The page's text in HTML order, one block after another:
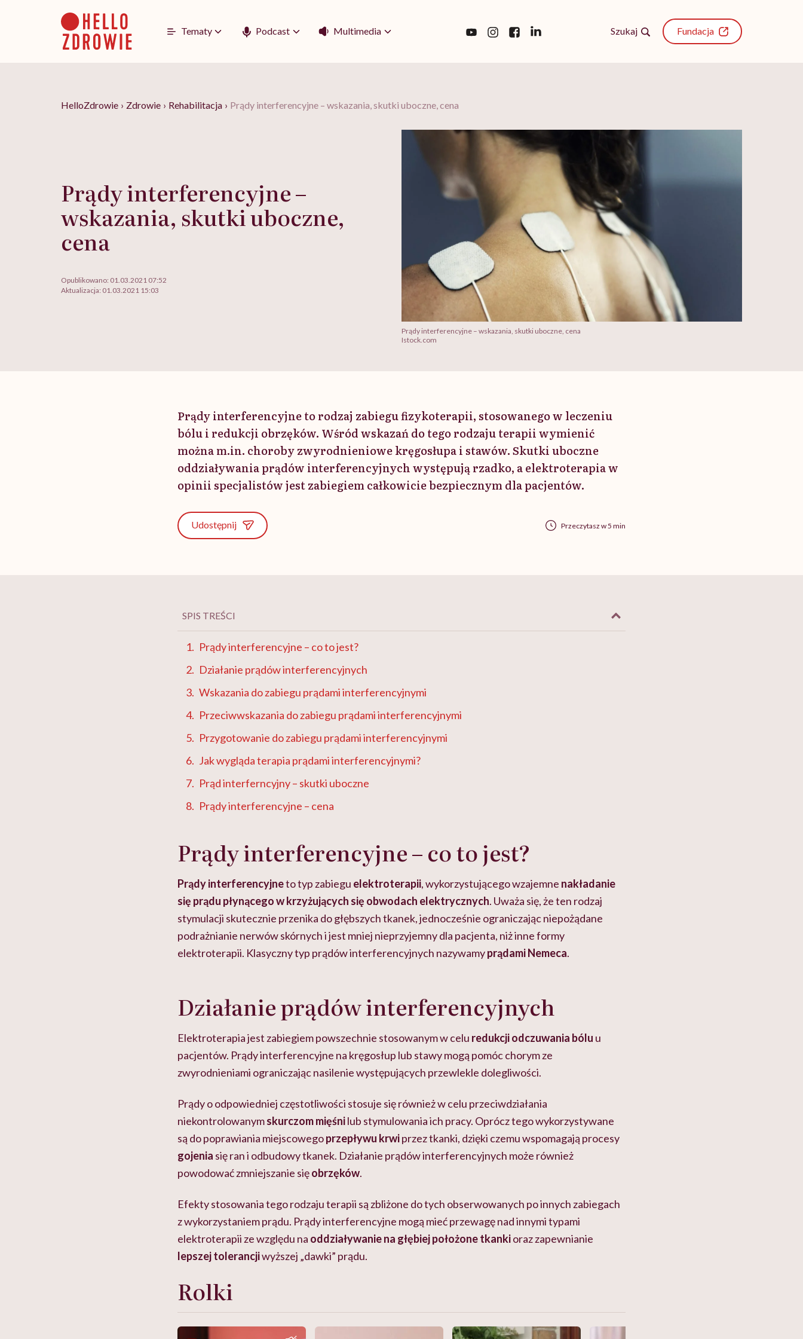
Tematy Podcast Multimedia Szukaj Fundacja
HelloZdrowie › Zdrowie › Rehabilitacja › Prądy interferencyjne – wskazania, skutki uboczne, cena
Prądy interferencyjne –
wskazania, skutki uboczne,
cena
Opublikowano: 01.03.2021 07:52
Aktualizacja: 01.03.2021 15:03
Prądy interferencyjne – wskazania, skutki uboczne, cena
Istock.com
Prądy interferencyjne to rodzaj zabiegu fizykoterapii, stosowanego w leczeniu
bólu i redukcji obrzęków. Wśród wskazań do tego rodzaju terapii wymienić
można m.in. choroby zwyrodnieniowe kręgosłupa i stawów. Skutki uboczne
oddziaływania prądów interferencyjnych występują rzadko, a elektroterapia w
opinii specjalistów jest zabiegiem całkowicie bezpiecznym dla pacjentów.
Udostępnij Przeczytasz w 5 min
SPIS TREŚCI
Prądy interferencyjne – co to jest?
Działanie prądów interferencyjnych
Wskazania do zabiegu prądami interferencyjnymi
Przeciwwskazania do zabiegu prądami interferencyjnymi
Przygotowanie do zabiegu prądami interferencyjnymi
Jak wygląda terapia prądami interferencyjnymi?
Prąd interferncyjny – skutki uboczne
Prądy interferencyjne – cena
Prądy interferencyjne – co to jest?
Prądy interferencyjneto typ zabiegu elektroterapii, wykorzystującego wzajemne nakładanie
się prądu płynącego w krzyżujących się obwodach elektrycznych. Uważa się, że ten rodzaj
stymulacji skutecznie przenika do głębszych tkanek, jednocześnie ograniczając niepożądane
podrażnianie nerwów skórnych i jest mniej nieprzyjemny dla pacjenta, niż inne formy
elektroterapii. Klasyczny typ prądów interferencyjnych nazywamyprądami Nemeca.
Działanie prądów interferencyjnych
Elektroterapia jest zabiegiem powszechnie stosowanym w celu redukcji odczuwania bólu u
pacjentów. Prądy interferencyjne na kręgosłup lub stawy mogą pomóc chorym ze
zwyrodnieniami ograniczając nasilenie występujących przewlekle dolegliwości.
Prądy o odpowiedniej częstotliwości stosuje się również w celu przeciwdziałania
niekontrolowanymskurczom mięśnilub stymulowania ich pracy. Oprócz tego wykorzystywane
są do poprawiania miejscowegoprzepływu krwiprzez tkanki, dzięki czemu wspomagają procesy
gojenia się ran i odbudowy tkanek. Działanie prądów interferencyjnych może również
powodować zmniejszanie sięobrzęków.
Efekty stosowania tego rodzaju terapii są zbliżone do tych obserwowanych po innych zabiegach
z wykorzystaniem prądu. Prądy interferencyjne mogą mieć przewagę nad innymi typami
elektroterapii ze względu na oddziaływanie na głębiej położone tkankioraz zapewnianie
lepszej tolerancjiwyższej „dawki” prądu.
Rolki